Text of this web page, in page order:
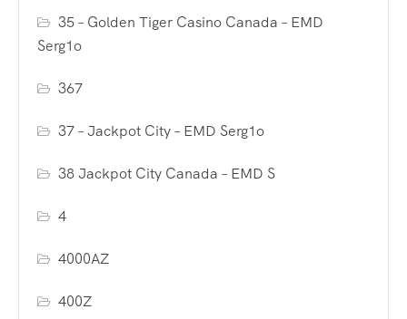
35 – Golden Tiger Casino Canada – EMD
Serg1o
367
37 – Jackpot City – EMD Serg1o
38 Jackpot City Canada – EMD S
4
4000AZ
400Z